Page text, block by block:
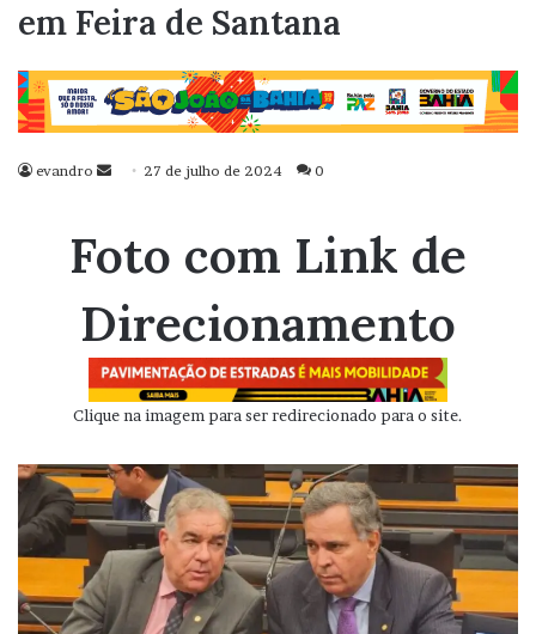
em Feira de Santana
evandro
Mande
mail
27 de julho de 2024 0
Foto com Link de
Direcionamento
Clique na imagem para ser redirecionado para o site.